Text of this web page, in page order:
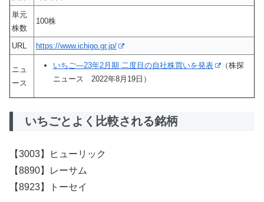
単元
株数
100株
URL https://www.ichigo.gr.jp/
ニュ
ース
いちご—23年2月期 二度目の自社株買いを発表
（株探
ニュース 2022年8月19日）
いちごとよく比較される銘柄
【3003】ヒューリック
【8890】レーサム
【8923】トーセイ